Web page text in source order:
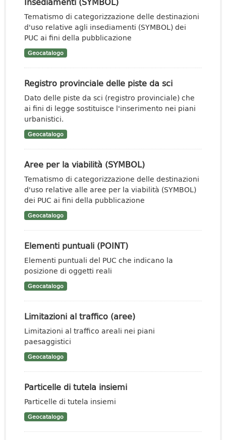
Tematismo di categorizzazione delle destinazioni
d'uso relative agli insediamenti (SYMBOL) dei
PUC ai fini della pubblicazione
Geocatalogo
Registro provinciale delle piste da sci
Dato delle piste da sci (registro provinciale) che
ai fini di legge sostituisce l'inserimento nei piani
urbanistici.
Geocatalogo
Aree per la viabilità (SYMBOL)
Tematismo di categorizzazione delle destinazioni
d'uso relative alle aree per la viabilità (SYMBOL)
dei PUC ai fini della pubblicazione
Geocatalogo
Elementi puntuali (POINT)
Elementi puntuali del PUC che indicano la
posizione di oggetti reali
Geocatalogo
Limitazioni al traffico (aree)
Limitazioni al traffico areali nei piani
paesaggistici
Geocatalogo
Particelle di tutela insiemi
Particelle di tutela insiemi
Geocatalogo